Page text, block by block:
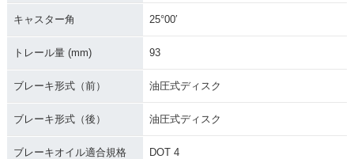
キャスター角 25°00′
トレール量 (mm) 93
ブレーキ形式（前） 油圧式ディスク
ブレーキ形式（後） 油圧式ディスク
ブレーキオイル適合規格 DOT 4